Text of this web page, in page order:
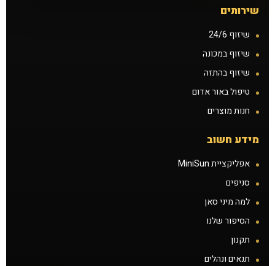
שירותים
שיזוף 24/6
שיזוף במכונה
שיזוף בהתזה
טיפול באור אדום
חנות מוצרים
מידע חשוב
אפליקציית MiniSun
סניפים
למה מיני סאן
הסיפור שלנו
תקנון
תנאים ונהלים